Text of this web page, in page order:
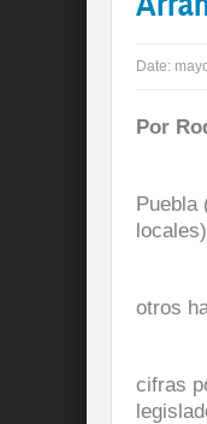
Date:
Por
Y
otros
cifras